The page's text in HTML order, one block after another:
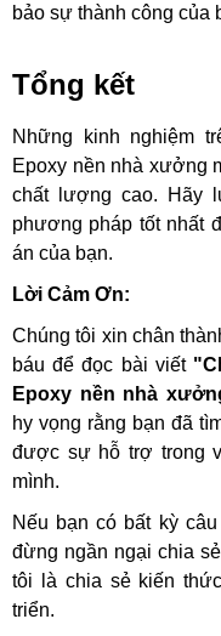
bảo sự thành công của
Tổng kết
Những kinh nghiệm
Epoxy nền nhà xưởng
chất lượng cao. Hãy
phương pháp tốt nhất
án của bạn.
Lời Cảm Ơn:
Chúng tôi xin chân
báu để đọc bài viết
Epoxy nền nhà
hy vọng rằng bạn đã
được sự hỗ trợ trong
mình.
Nếu bạn có bất kỳ
đừng ngần ngại chia
tôi là chia sẻ kiến
triển.